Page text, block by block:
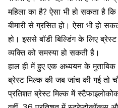
महिला का है? ऐसा भी हो सकता है
बीमारी से ग्रसित हो। ऐसा भी हो
हो। इससे बॉडी बिल्डिंग के लिए
व्यक्ति को समस्या हो सकती है।
हाल ही में हुए एक अध्ययन के
ब्रेस्ट मिल्क की जब जांच की गई तो
प्रतिशत ब्रेस्ट मिल्क में